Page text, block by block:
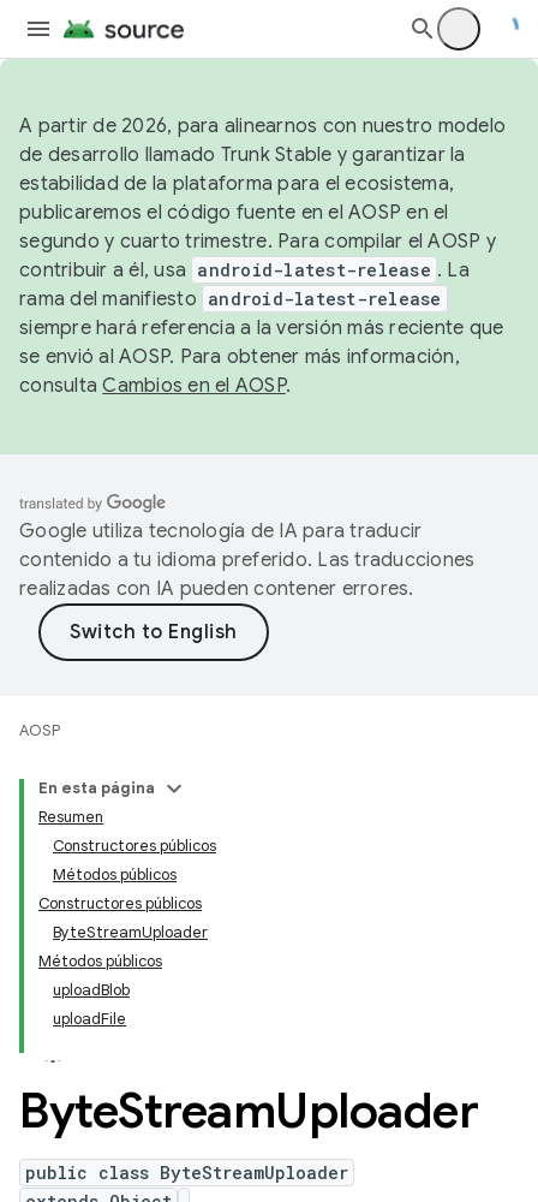
A partir de 2026, para alinearnos con nuestro modelo
de desarrollo llamado Trunk Stable y garantizar la
estabilidad de la plataforma para el ecosistema,
publicaremos el código fuente en el AOSP en el
segundo y cuarto trimestre. Para compilar el AOSP y
contribuir a él, usa android-latest-release . La
rama del manifiesto android-latest-release
siempre hará referencia a la versión más reciente que
se envió al AOSP. Para obtener más información,
consultaCambios en el AOSP.
Google utiliza tecnología de IA para traducir
contenido a tu idioma preferido. Las traducciones
realizadas con IA pueden contener errores.
AOSP
En esta página
Resumen
Constructores públicos
Métodos públicos
Constructores públicos
ByteStreamUploader
Métodos públicos
uploadBlob
uploadFile
ByteStreamUploader
public class ByteStreamUploader